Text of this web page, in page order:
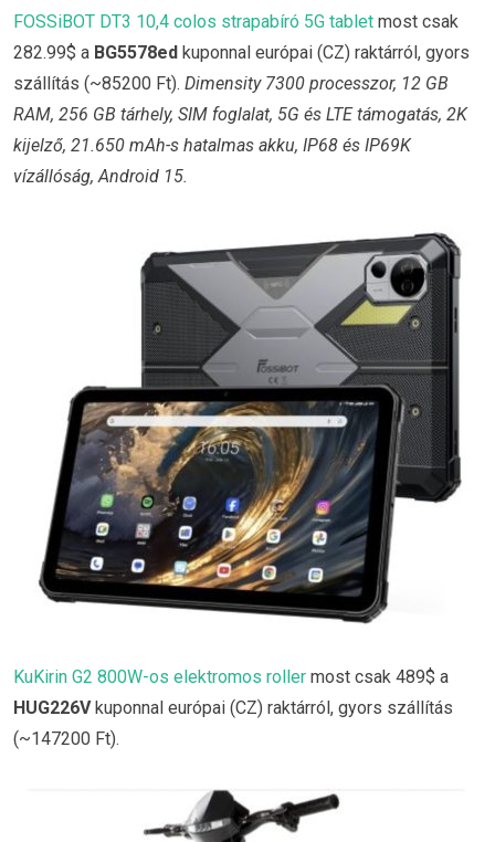
FOSSiBOT DT3 10,4 colos strapabíró 5G tablet most csak
282.99$ a BG5578ed kuponnal európai (CZ) raktárról, gyors
szállítás (~85200 Ft). Dimensity 7300 processzor, 12 GB
RAM, 256 GB tárhely, SIM foglalat, 5G és LTE támogatás, 2K
kijelző, 21.650 mAh-s hatalmas akku, IP68 és IP69K
vízállóság, Android 15.
KuKirin G2 800W-os elektromos roller most csak 489$ a
HUG226Vkuponnal európai (CZ) raktárról, gyors szállítás
(~147200 Ft).